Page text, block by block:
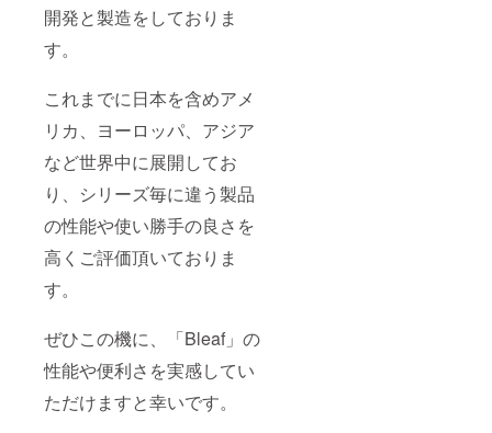
開発と製造をしておりま
す。
これまでに日本を含めアメ
リカ、ヨーロッパ、アジア
など世界中に展開してお
り、シリーズ毎に違う製品
の性能や使い勝手の良さを
高くご評価頂いておりま
す。
ぜひこの機に、「Bleaf」の
性能や便利さを実感してい
ただけますと幸いです。